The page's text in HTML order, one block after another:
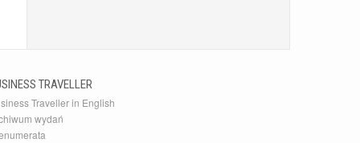
TRAVELLER
Traveller in English
wydań